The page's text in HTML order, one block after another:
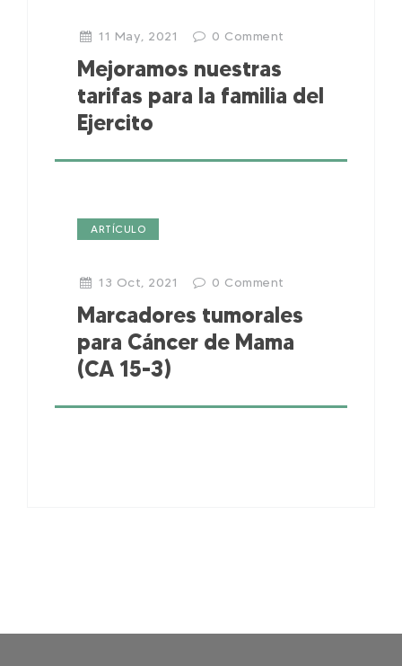
11 May, 2021 0 Comment
Mejoramos nuestras
tarifas para la familia del
Ejercito
ARTÍCULO
13 Oct, 2021 0 Comment
Marcadores tumorales
para Cáncer de Mama
(CA 15-3)